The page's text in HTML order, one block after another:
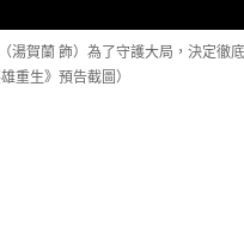
湯賀蘭 飾）為了守護大局，決定徹
重生》預告截圖）